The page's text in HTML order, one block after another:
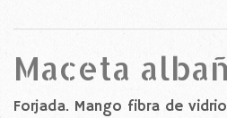
Maceta
Forjada. Mango fibra de